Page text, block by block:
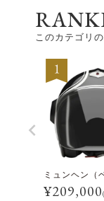
このカテゴリ
¥209,000